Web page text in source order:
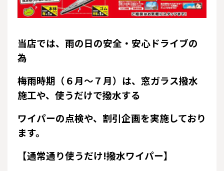
当店では、雨の日の安全・安心ドライブの
為
梅雨時期（６月～７月）は、窓ガラス撥水
施工や、使うだけで撥水する
ワイパーの点検や、割引企画を実施しており
ます。
【通常通り使うだけ!撥水ワイパー】